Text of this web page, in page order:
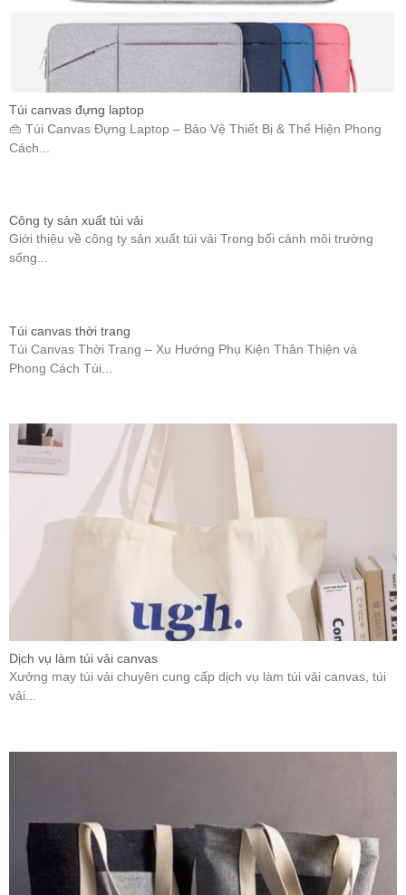
Túi canvas đựng laptop
👜 Túi Canvas Đựng Laptop – Bảo Vệ Thiết Bị & Thể Hiện Phong
Cách...
Công ty sản xuất túi vải
Giới thiệu về công ty sản xuất túi vải Trong bối cảnh môi trường
sống...
Túi canvas thời trang
Túi Canvas Thời Trang – Xu Hướng Phụ Kiện Thân Thiện và
Phong Cách Túi...
Dịch vụ làm túi vải canvas
Xưởng may túi vải chuyên cung cấp dịch vụ làm túi vải canvas, túi
vải...